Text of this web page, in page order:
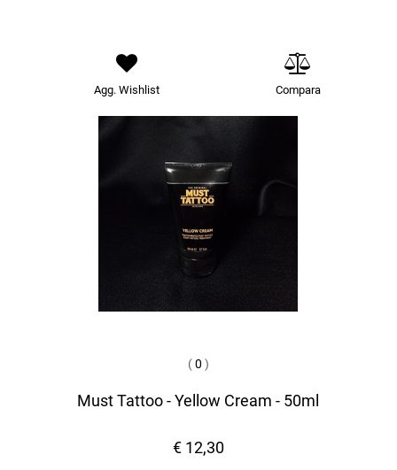
Agg. Wishlist Compara
(0 )
Must Tattoo - Yellow Cream - 50ml
€ 12,30